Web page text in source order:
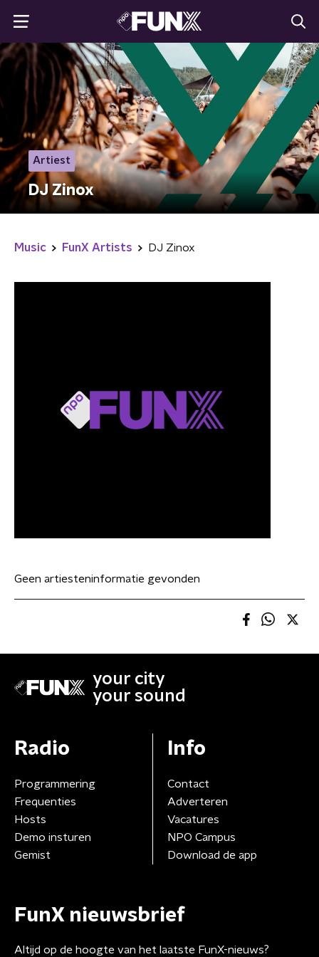
Artiest
DJ Zinox
Music FunX Artists DJ Zinox
Geen artiesteninformatie gevonden
your city
your sound
Radio
Programmering
Frequenties
Hosts
Demo insturen
Gemist
Info
Contact
Adverteren
Vacatures
NPO Campus
Download de app
FunX nieuwsbrief
Altijd op de hoogte van het laatste FunX-nieuws?